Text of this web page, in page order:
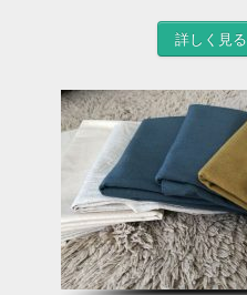
詳しく見る